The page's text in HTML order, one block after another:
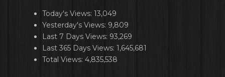
Today's Views: 13,049
Yesterday's Views: 9,809
Last 7 Days Views: 93,269
Last 365 Days Views: 1,645,681
Total Views: 4,835,538